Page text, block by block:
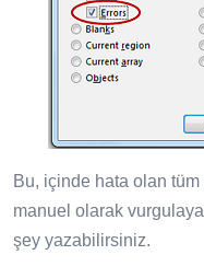
Bu, içinde hata olan tüm
manuel olarak
şey yazabilirsiniz.